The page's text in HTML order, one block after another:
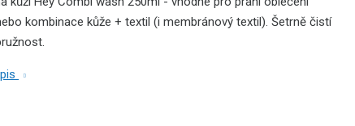
kombinace kůže + textil (i membránový textil). Šetrně čistí